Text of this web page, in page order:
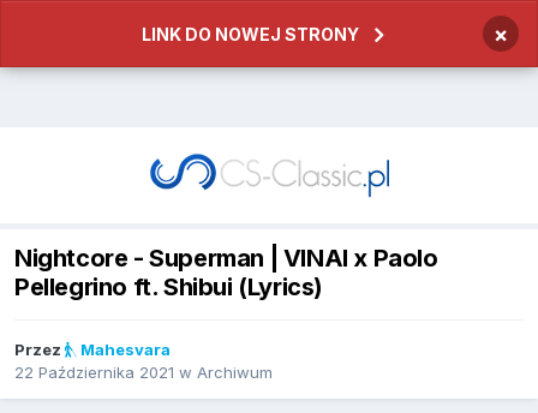
LINK DO NOWEJ STRONY ×
Nightcore - Superman | VINAI x Paolo
Pellegrino ft. Shibui (Lyrics)
Przez
Mahesvara
22 Października 2021 w Archiwum